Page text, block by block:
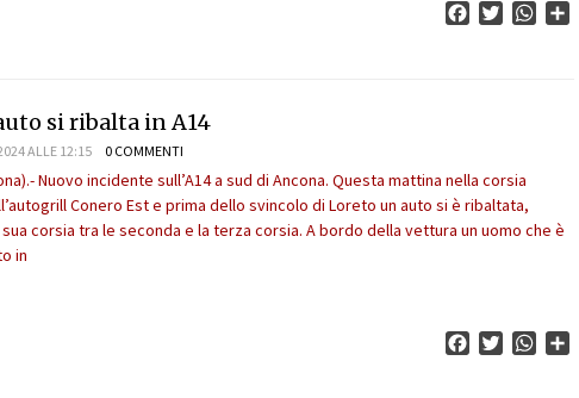
FacebookTwitter
si ribalta in A14
ALLE 12:15 0 COMMENTI
Nuovo incidente sull’A14 a sud di Ancona. Questa mattina nella corsia
Conero Est e prima dello svincolo di Loreto un auto si è ribaltata,
corsia tra le seconda e la terza corsia. A bordo della vettura un uomo che è
in
FacebookTwitter